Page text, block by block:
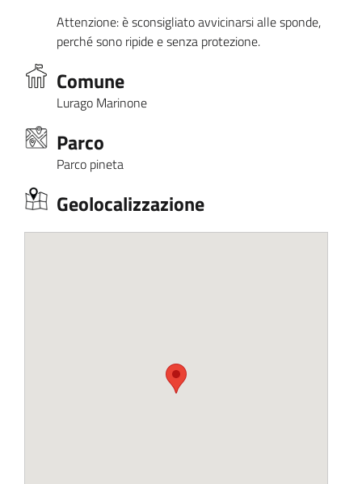
Attenzione: è sconsigliato avvicinarsi alle sponde,
perché sono ripide e senza protezione.
Comune
Lurago Marinone
Parco
Parco pineta
Geolocalizzazione